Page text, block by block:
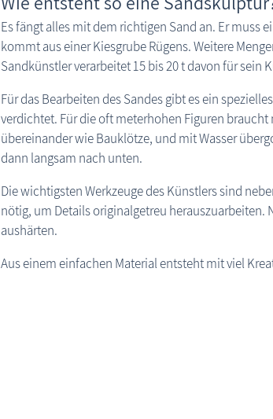
Es fängt alles mit dem richtigen Sand an. Er muss
kommt aus einer Kiesgrube Rügens. Weitere
Sandkünstler verarbeitet 15 bis 20 t davon für sein
Für das Bearbeiten des Sandes gibt es ein
verdichtet. Für die oft meterhohen Figuren
übereinander wie Bauklötze, und mit Wasser
dann langsam nach unten.
Die wichtigsten Werkzeuge des Künstlers sind
nötig, um Details originalgetreu
aushärten.
Aus einem einfachen Material entsteht mit viel